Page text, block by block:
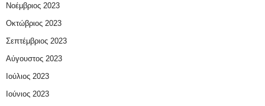
Νοέμβριος 2023
Οκτώβριος 2023
Σεπτέμβριος 2023
Αύγουστος 2023
Ιούλιος 2023
Ιούνιος 2023